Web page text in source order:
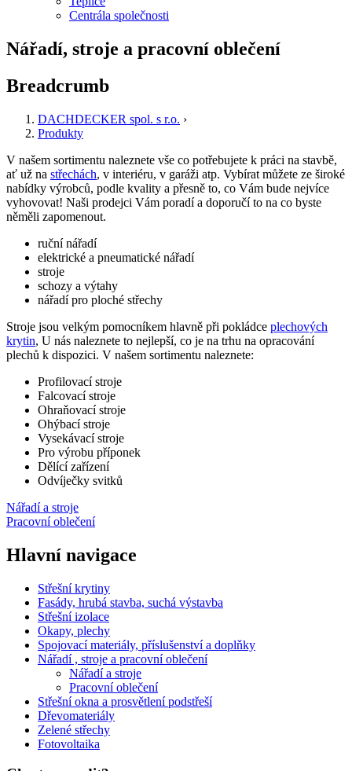
Centrála společnosti
Nářadí, stroje a pracovní oblečení
Breadcrumb
DACHDECKER spol. s r.o. ›
Produkty
V našem sortimentu naleznete vše co potřebujete k práci na stavbě,
ať už na střechách, v interiéru, v garáži atp. Vybírat můžete ze široké
nabídky výrobců, podle kvality a přesně to, co Vám bude nejvíce
vyhovovat! Naši prodejci Vám poradí a doporučí to na co byste
něměli zapomenout.
ruční nářadí
elektrické a pneumatické nářadí
stroje
schozy a výtahy
nářadí pro ploché střechy
Stroje jsou velkým pomocníkem hlavně při pokládce plechových
krytin, U nás naleznete to nejlepší, co je na trhu na opracování
plechů k dispozici. V našem sortimentu naleznete:
Profilovací stroje
Falcovací stroje
Ohraňovací stroje
Ohýbací stroje
Vysekávací stroje
Pro výrobu příponek
Dělící zařízení
Odvíječky svitků
Nářadí a stroje
Pracovní oblečení
Hlavní navigace
Střešní krytiny
Fasády, hrubá stavba, suchá výstavba
Střešní izolace
Okapy, plechy
Spojovací materiály, příslušenství a doplňky
Nářadí , stroje a pracovní oblečení
Nářadí a stroje
Pracovní oblečení
Střešní okna a prosvětlení podstřeší
Dřevomateriály
Zelené střechy
Fotovoltaika